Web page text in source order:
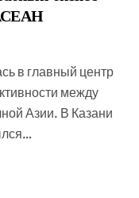
между
Азии. В Казани